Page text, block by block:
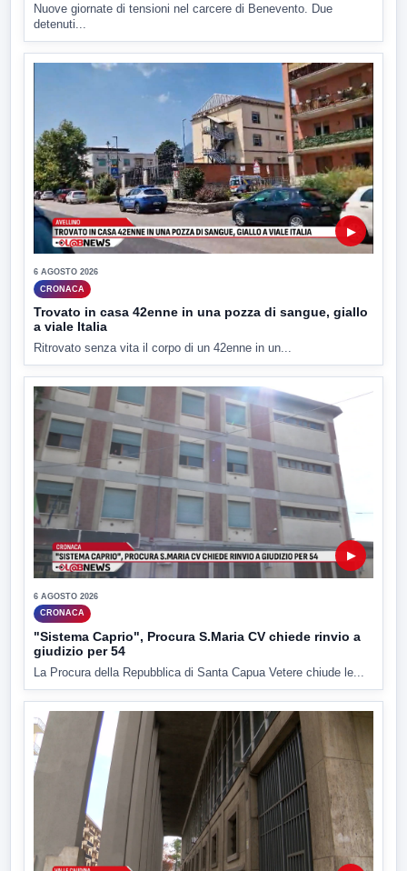
Nuove giornate di tensioni nel carcere di Benevento. Due
detenuti...
▶
6 AGOSTO 2026
CRONACA
Trovato in casa 42enne in una pozza di sangue, giallo
a viale Italia
Ritrovato senza vita il corpo di un 42enne in un...
▶
6 AGOSTO 2026
CRONACA
"Sistema Caprio", Procura S.Maria CV chiede rinvio a
giudizio per 54
La Procura della Repubblica di Santa Capua Vetere chiude le...